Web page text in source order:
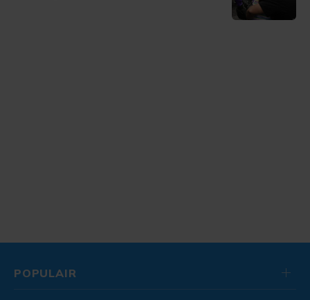
POPULAIR